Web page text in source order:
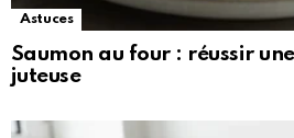
Astuces
Saumon au four : réussir
juteuse